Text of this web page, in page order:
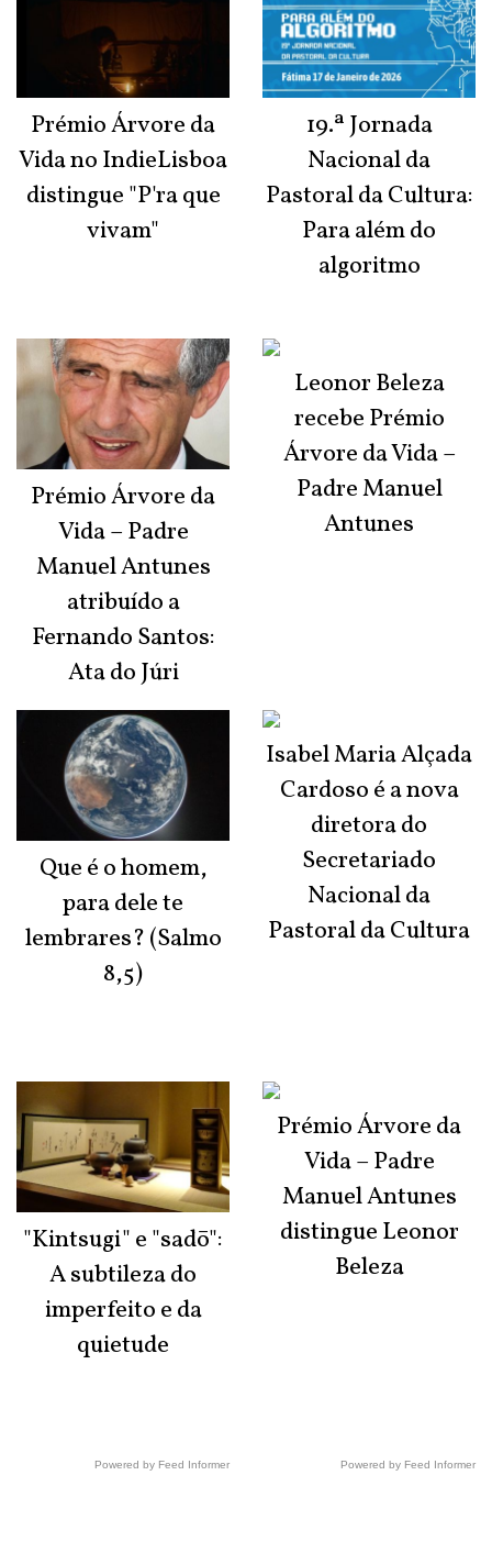
Prémio Árvore da
Vida no IndieLisboa
distingue "P'ra que
vivam"
Prémio Árvore da
Vida – Padre
Manuel Antunes
atribuído a
Fernando Santos:
Ata do Júri
Que é o homem,
para dele te
lembrares? (Salmo
8,5)
"Kintsugi" e "sadō":
A subtileza do
imperfeito e da
quietude
Powered by Feed Informer
19.ª Jornada
Nacional da
Pastoral da Cultura:
Para além do
algoritmo
Leonor Beleza
recebe Prémio
Árvore da Vida –
Padre Manuel
Antunes
Isabel Maria Alçada
Cardoso é a nova
diretora do
Secretariado
Nacional da
Pastoral da Cultura
Prémio Árvore da
Vida – Padre
Manuel Antunes
distingue Leonor
Beleza
Powered by Feed Informer